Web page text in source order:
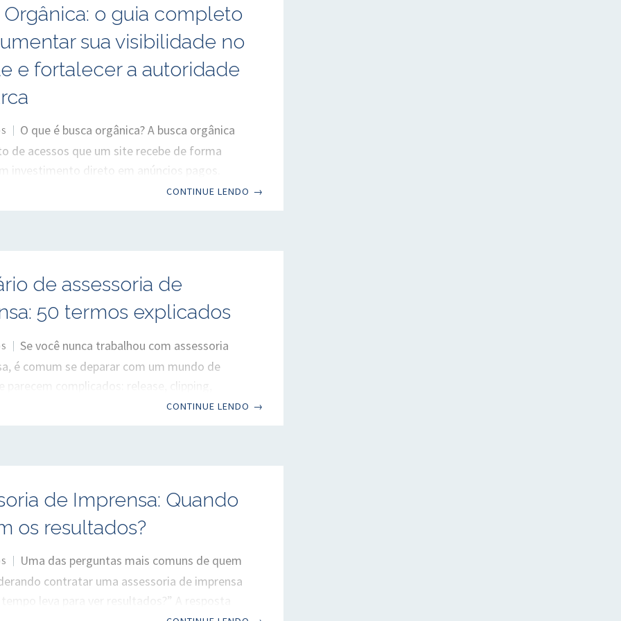
a resposta mais correta é: depende da
para calcular o valor equivalente de mídia,
Orgânica: o guia completo
sua visibilidade no
e fortalecer a autoridade
O que é busca orgânica? A busca orgânica
de acessos que um site recebe de forma
investimento direto em anúncios pagos.
usuário faz uma pesquisa no Google, Bing ou
continuamente e construir autoridade
Ao contrário dos anúncios, que
CONTINUE LENDO →
de assessoria de
50 termos explicados
Se você nunca trabalhou com assessoria
é comum se deparar com um mundo de
parecem complicados: release, clipping,
embargo, off the record… A boa notícia é
consulta rápida, útil para clientes,
empreendedores e profissionais de outras
de imprensa
CONTINUE LENDO →
de Imprensa: Quando
os resultados?
Uma das perguntas mais comuns de quem
contratar uma assessoria de imprensa
leva para ver resultados?” A resposta